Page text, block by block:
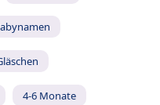
4-6 Monate